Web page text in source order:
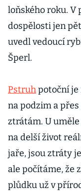
loňského roku. V
dospělosti jen
uvedl vedoucí
Šperl.
Pstruhpotoční je
na podzim a
ztrátám. U
na delší život
jaře, jsou ztráty
ale počítáme, že
plůdku už v